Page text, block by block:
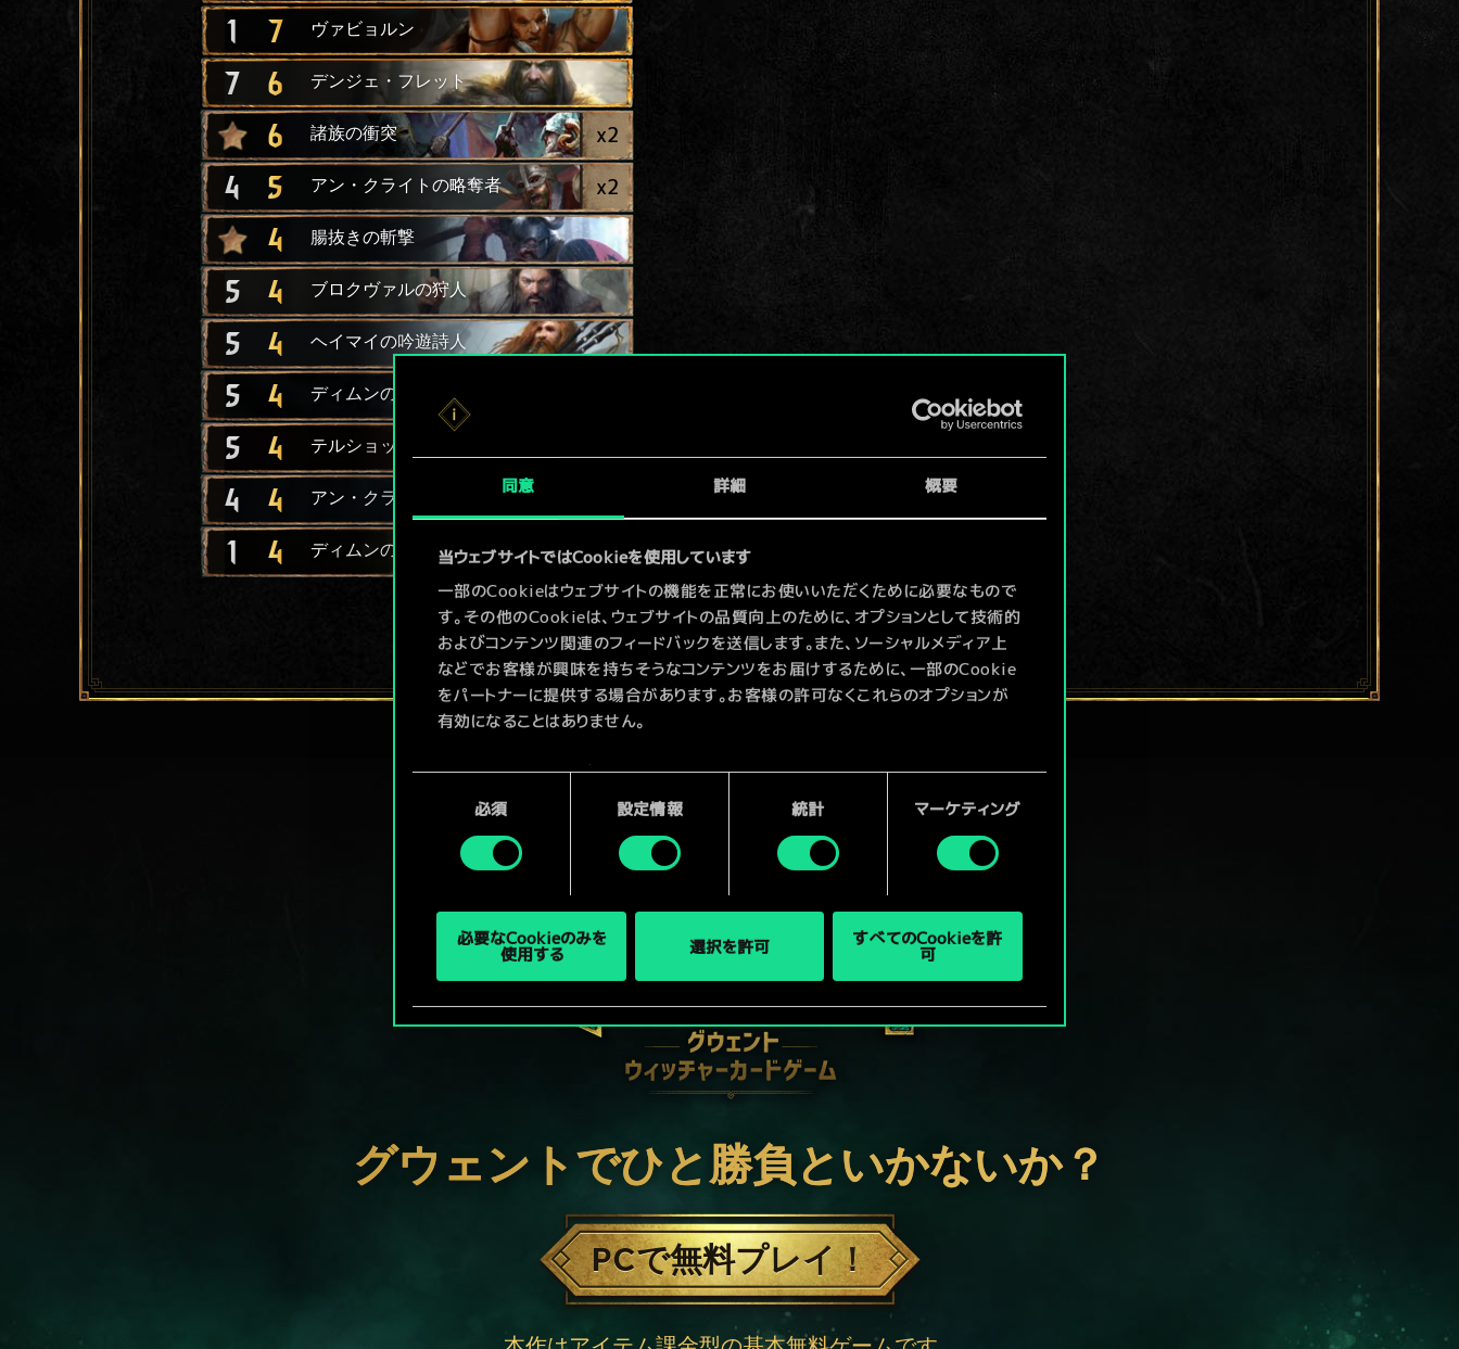
同意 詳細 概要
当ウェブサイトではCookieを使用しています
一部のCookieはウェブサイトの機能を正常にお使いいただくために必要なもので
す。その他のCookieは、ウェブサイトの品質向上のために、オプションとして技術的
およびコンテンツ関連のフィードバックを送信します。また、ソーシャルメディア上
などでお客様が興味を持ちそうなコンテンツをお届けするために、一部のCookie
をパートナーに提供する場合があります。お客様の許可なくこれらのオプションが
有効になることはありません。
Cookieの使用およびパフォーマンスの変更点に関する詳細は、下記の「設定」メニ
ューでご確認ください。
必須 設定情報 統計 マーケティング
必要なCookieのみを
使用する 選択を許可 すべてのCookieを許
可
1 7 ヴァビョルン
7 6 デンジェ・フレット
6 諸族の衝突 x2
4 5 アン・クライトの略奪者 x2
4 腸抜きの斬撃
5 4 ブロクヴァルの狩人
5 4 ヘイマイの吟遊詩人
5 4 ディムンの軽量ロングシップ
5 4 テルショックの侵略者
4 4 アン・クライトの戦士
1 4 ディムンの軍船
グウェントでひと勝負といかないか？
PCで無料プレイ！